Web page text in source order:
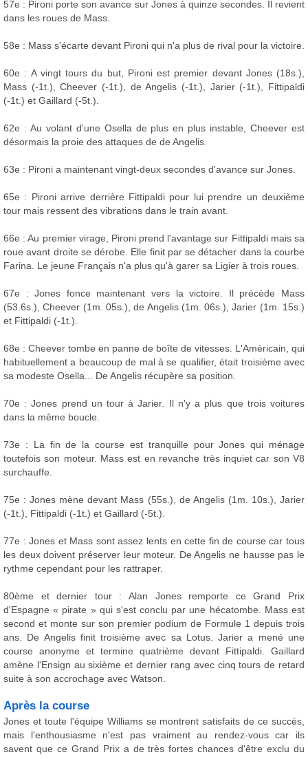
57e : Pironi porte son avance sur Jones à quinze secondes. Il revient
dans les roues de Mass.
58e : Mass s'écarte devant Pironi qui n'a plus de rival pour la victoire.
60e : A vingt tours du but, Pironi est premier devant Jones (18s.),
Mass (-1t.), Cheever (-1t.), de Angelis (-1t.), Jarier (-1t.), Fittipaldi
(-1t.) et Gaillard (-5t.).
62e : Au volant d'une Osella de plus en plus instable, Cheever est
désormais la proie des attaques de de Angelis.
63e : Pironi a maintenant vingt-deux secondes d'avance sur Jones.
65e : Pironi arrive derrière Fittipaldi pour lui prendre un deuxième
tour mais ressent des vibrations dans le train avant.
66e : Au premier virage, Pironi prend l'avantage sur Fittipaldi mais sa
roue avant droite se dérobe. Elle finit par se détacher dans la courbe
Farina. Le jeune Français n'a plus qu'à garer sa Ligier à trois roues.
67e : Jones fonce maintenant vers la victoire. Il précède Mass
(53.6s.), Cheever (1m. 05s.), de Angelis (1m. 06s.), Jarier (1m. 15s.)
et Fittipaldi (-1t.).
68e : Cheever tombe en panne de boîte de vitesses. L'Américain, qui
habituellement a beaucoup de mal à se qualifier, était troisième avec
sa modeste Osella... De Angelis récupère sa position.
70e : Jones prend un tour à Jarier. Il n'y a plus que trois voitures
dans la même boucle.
73e : La fin de la course est tranquille pour Jones qui ménage
toutefois son moteur. Mass est en revanche très inquiet car son V8
surchauffe.
75e : Jones mène devant Mass (55s.), de Angelis (1m. 10s.), Jarier
(-1t.), Fittipaldi (-1t.) et Gaillard (-5t.).
77e : Jones et Mass sont assez lents en cette fin de course car tous
les deux doivent préserver leur moteur. De Angelis ne hausse pas le
rythme cependant pour les rattraper.
80ème et dernier tour : Alan Jones remporte ce Grand Prix
d'Espagne « pirate » qui s'est conclu par une hécatombe. Mass est
second et monte sur son premier podium de Formule 1 depuis trois
ans. De Angelis finit troisième avec sa Lotus. Jarier a mené une
course anonyme et termine quatrième devant Fittipaldi. Gaillard
amène l'Ensign au sixième et dernier rang avec cinq tours de retard
suite à son accrochage avec Watson.
Après la course
Jones et toute l'équipe Williams se montrent satisfaits de ce succès,
mais l'enthousiasme n'est pas vraiment au rendez-vous car ils
savent que ce Grand Prix a de très fortes chances d'être exclu du